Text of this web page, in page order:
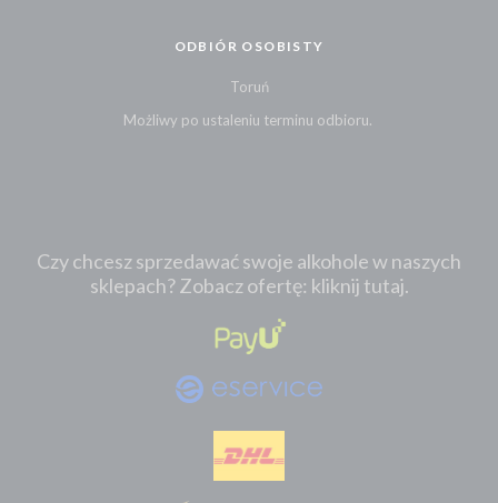
ODBIÓR OSOBISTY
Toruń
Możliwy po ustaleniu terminu odbioru.
Czy chcesz sprzedawać swoje alkohole w naszych
sklepach? Zobacz ofertę: kliknij tutaj.